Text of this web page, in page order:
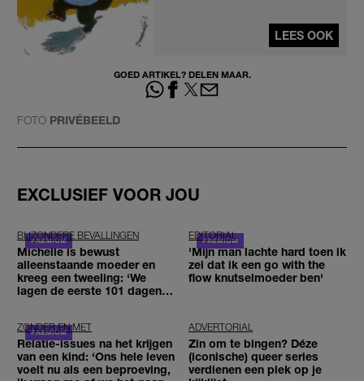
LEES OOK
GOED ARTIKEL? DELEN MAAR.
FOTO PRIVÉBEELD
EXCLUSIEF VOOR JOU
BIJZONDERE BEVALLINGEN
Michelle is bewust
alleenstaande moeder en
kreeg een tweeling: ‘We
lagen de eerste 101 dagen in
EDITORIAL
'Mijn man lachte hard toen ik
zei dat ik een go with the
flow knutselmoeder ben'
ZONDER EN MET
Relatie-issues na het krijgen
van een kind: ‘Ons hele leven
voelt nu als een beproeving,
ADVERTORIAL
Zin om te bingen? Déze
(iconische) queer series
verdienen een plek op je